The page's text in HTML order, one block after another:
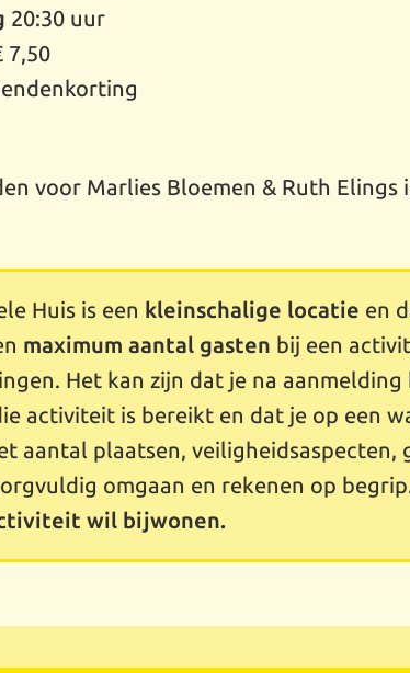
20:30 uur
7,50
voor Marlies Bloemen & Ruth Elings
Huis is een kleinschalige locatie en
maximum aantal gasten bij een
Het kan zijn dat je na
activiteit is bereikt en dat je op een
aantal plaatsen, veiligheidsaspecten,
omgaan en rekenen op
wil bijwonen.